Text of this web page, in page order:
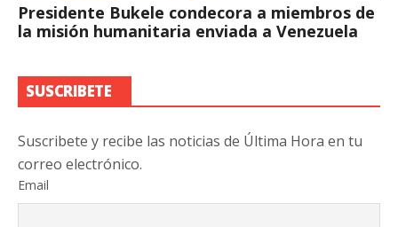
Presidente Bukele condecora a miembros de
la misión humanitaria enviada a Venezuela
SUSCRIBETE
Suscribete y recibe las noticias de Última Hora en tu
correo electrónico.
Email